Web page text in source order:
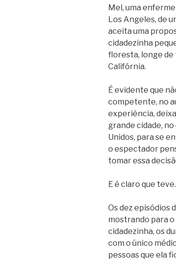
Mel, uma
Los Angeles, de
aceita uma
cidadezinha
floresta, longe de
Califórnia.
É evidente que
competente, no
experiência,
grande cidade,
Unidos, para se
o espectador
tomar essa
E é claro que teve.
Os dez episódios
mostrando para
cidadezinha, os
com o único
pessoas que ela